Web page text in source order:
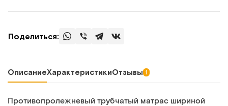
Поделиться:
ОписаниеХарактеристикиОтзывы 1
Противопролежневый трубчатый матрас шириной